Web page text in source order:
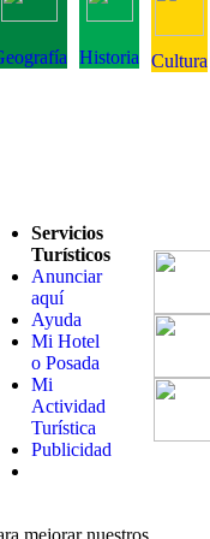
Historia Cultura
Servicios
Turísticos
Anunciar
aquí
Ayuda
Mi Hotel
o Posada
Mi
Actividad
Turística
Publicidad
mejorar nuestros